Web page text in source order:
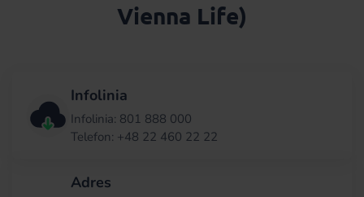
Vienna Life)
Infolinia
Infolinia: 801 888 000
Telefon: +48 22 460 22 22
Adres